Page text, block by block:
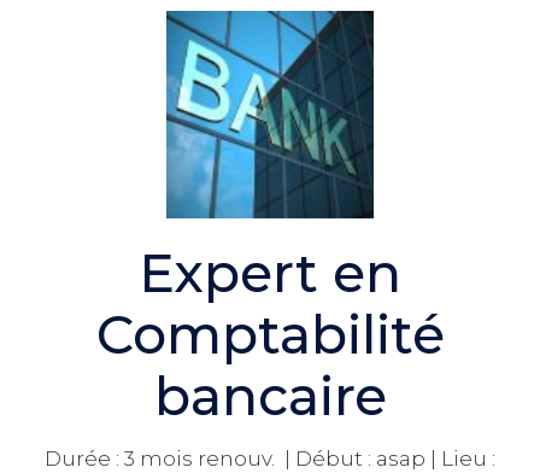
Expert en
Comptabilité
bancaire
Durée : 3 mois renouv. | Début : asap | Lieu :